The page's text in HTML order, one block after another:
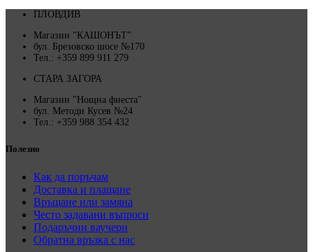
ПЛОВДИВ
Магазин "КАШОНЪТ"
бул. Брезовско шосе №170
Тел.: +359 899 911 279
СТАРА ЗАГОРА
Магазин "Нощна фиеста"
бул. Методи Кусев №24
Тел.: +359 988 354 432
Полезно
Как да поръчам
Доставка и плащане
Връщане или замяна
Често задавани въпроси
Подаръчни ваучери
Обратна връзка с нас